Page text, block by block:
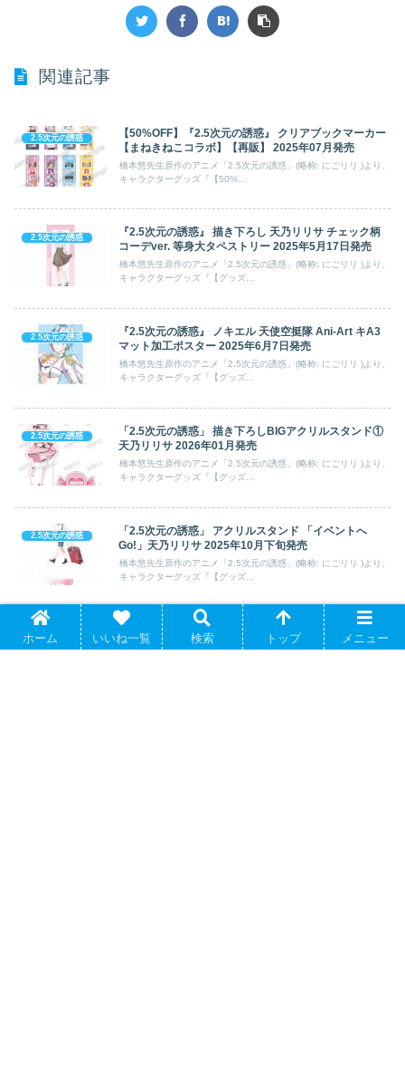
関連記事
2.5次元の誘惑
【50%OFF】『2.5次元の誘惑』 クリアブックマーカー
【まねきねこコラボ】【再販】 2025年07月発売
橋本悠先生原作のアニメ「2.5次元の誘惑」(略称: にごリリ )より、
キャラクターグッズ『【50%...
2.5次元の誘惑
『2.5次元の誘惑』 描き下ろし 天乃リリサ チェック柄
コーデver. 等身大タペストリー 2025年5月17日発売
橋本悠先生原作のアニメ「2.5次元の誘惑」(略称: にごリリ )より、
キャラクターグッズ『【グッズ...
2.5次元の誘惑
『2.5次元の誘惑』 ノキエル 天使空挺隊 Ani-Art キA3
マット加工ポスター 2025年6月7日発売
橋本悠先生原作のアニメ「2.5次元の誘惑」(略称: にごリリ )より、
キャラクターグッズ『【グッズ...
2.5次元の誘惑
「2.5次元の誘惑」 描き下ろしBIGアクリルスタンド①
天乃リリサ 2026年01月発売
橋本悠先生原作のアニメ「2.5次元の誘惑」(略称: にごリリ )より、
キャラクターグッズ『【グッズ...
2.5次元の誘惑
「2.5次元の誘惑」 アクリルスタンド 「イベントへ
Go!」天乃リリサ 2025年10月下旬発売
橋本悠先生原作のアニメ「2.5次元の誘惑」(略称: にごリリ )より、
キャラクターグッズ『【グッズ...
2.5次元の誘惑
2.5次元の誘惑 キャラフォン/橘 美花莉 2024年12月21日
発売
ホーム いいね一覧 検索 トップ メニュー